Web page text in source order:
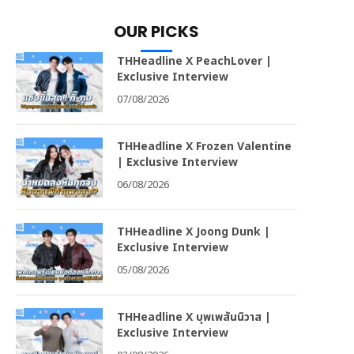
OUR PICKS
THHeadline X PeachLover |
Exclusive Interview
07/08/2026
THHeadline X Frozen Valentine
| Exclusive Interview
06/08/2026
THHeadline X Joong Dunk |
Exclusive Interview
05/08/2026
THHeadline X บุพเพสันนิวาส |
Exclusive Interview